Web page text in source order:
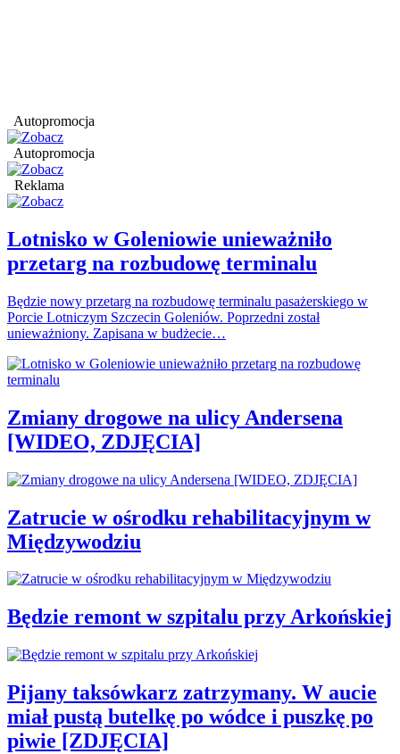
Autopromocja
Autopromocja
Reklama
Lotnisko w Goleniowie unieważniło
przetarg na rozbudowę terminalu
Będzie nowy przetarg na rozbudowę terminalu pasażerskiego w
Porcie Lotniczym Szczecin Goleniów. Poprzedni został
unieważniony. Zapisana w budżecie…
Zmiany drogowe na ulicy Andersena
[WIDEO, ZDJĘCIA]
Zatrucie w ośrodku rehabilitacyjnym w
Międzywodziu
Będzie remont w szpitalu przy Arkońskiej
Pijany taksówkarz zatrzymany. W aucie
miał pustą butelkę po wódce i puszkę po
piwie [ZDJĘCIA]